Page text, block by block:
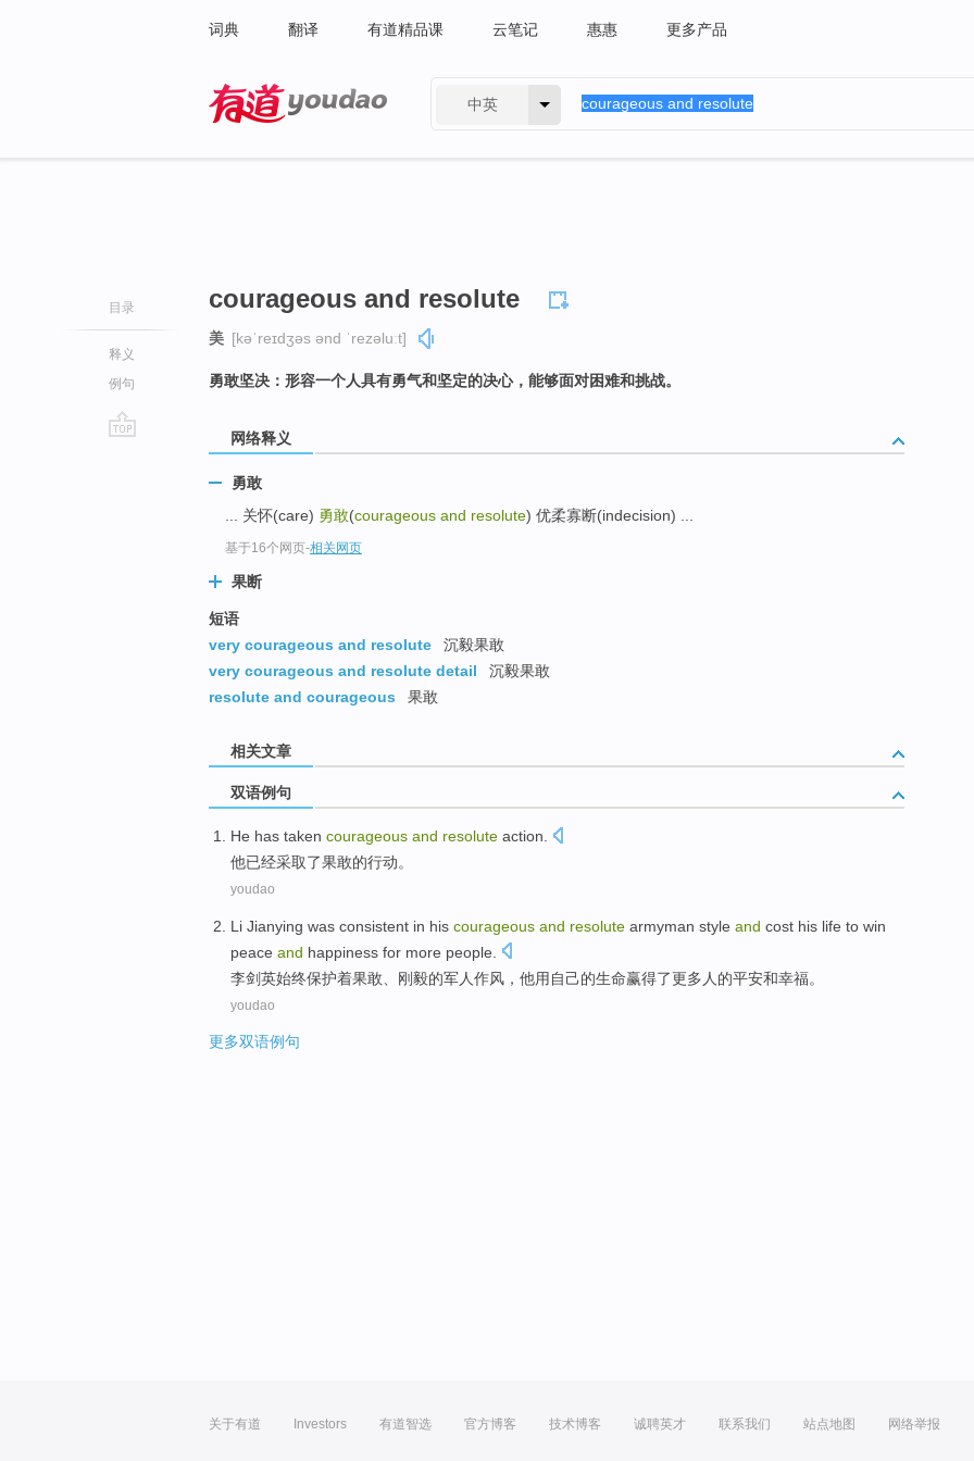
词典 翻译 有道精品课 云笔记 惠惠 更多产品
中英
目录
释义
例句
courageous and resolute
美 [kəˈreɪdʒəs ənd ˈrezəluːt]
勇敢坚决：形容一个人具有勇气和坚定的决心，能够面对困难和挑战。
网络释义
勇敢
... 关怀(care) 勇敢(courageous and resolute) 优柔寡断(indecision) ...
基于16个网页-相关网页
果断
短语
very courageous and resolute
沉毅果敢
very courageous and resolute detail
沉毅果敢
resolute and courageous
果敢
相关文章
双语例句
He has taken courageous and resolute action
他已经采取了果敢的行动。
youdao
Li Jianying was consistent in his courageous and resolute armyman style and cost his life to win
peace and happiness for more people
李剑英始终保护着果敢 刚毅的军人作风 ，他用自己的生命赢得了更多人的平安和幸福。
youdao
更多双语例句
关于有道 Investors 有道智选 官方博客 技术博客 诚聘英才 联系我们 站点地图 网络举报